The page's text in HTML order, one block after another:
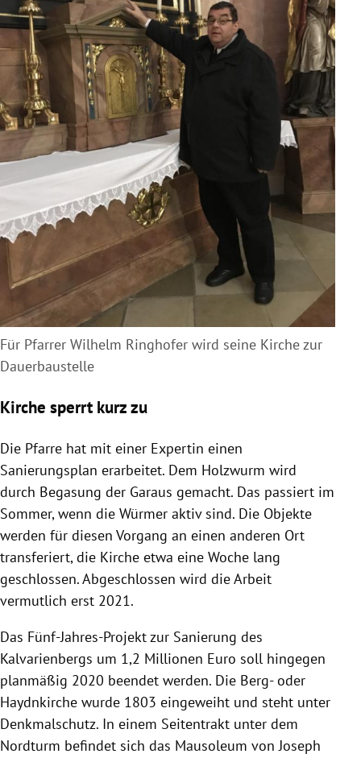
Für Pfarrer Wilhelm Ringhofer wird seine Kirche zur
Dauerbaustelle
Kirche sperrt kurz zu
Die Pfarre hat mit einer Expertin einen
Sanierungsplan erarbeitet. Dem Holzwurm wird
durch Begasung der Garaus gemacht. Das passiert im
Sommer, wenn die Würmer aktiv sind. Die Objekte
werden für diesen Vorgang an einen anderen Ort
transferiert, die Kirche etwa eine Woche lang
geschlossen. Abgeschlossen wird die Arbeit
vermutlich erst 2021.
Das Fünf-Jahres-Projekt zur Sanierung des
Kalvarienbergs um 1,2 Millionen Euro soll hingegen
planmäßig 2020 beendet werden. Die Berg- oder
Haydnkirche wurde 1803 eingeweiht und steht unter
Denkmalschutz. In einem Seitentrakt unter dem
Nordturm befindet sich das Mausoleum vonJoseph